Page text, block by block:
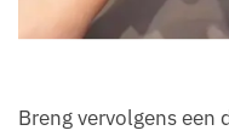
Breng vervolgens een